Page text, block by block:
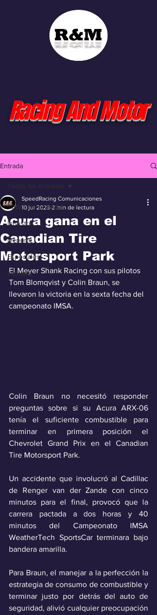
Racing And Motor
Entrada
Todas las entradas
Industria
Deporte
Especiales
Industra
Todas las entradas
Acura gana en el
Canadian Tire
Motorsport Park
SpeedRacing Comunicaciones
10 jul 2023 2 min de lectura
El Meyer Shank Racing con sus pilotos
Tom Blomqvist y Colin Braun, se
llevaron la victoria en la sexta fecha del
campeonato IMSA.
Colin Braun no necesitó responder
preguntas sobre si su Acura ARX-06
tenía el suficiente combustible para
terminar en primera posición el
Chevrolet Grand Prix en el Canadian
Tire Motorsport Park.
Un accidente que involucró al Cadillac
de Renger van der Zande con cinco
minutos para el final, provocó que la
carrera pactada a dos horas y 40
minutos del Campeonato IMSA
WeatherTech SportsCar terminara bajo
bandera amarilla.
Para Braun, el manejar a la perfección la
estrategia de consumo de combustible y
terminar justo por detrás del auto de
seguridad, alivió cualquier preocupación